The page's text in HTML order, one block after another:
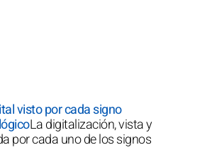
visto por cada signo
La digitalización, vista y
por cada uno de los signos